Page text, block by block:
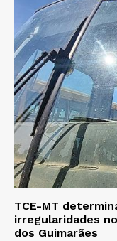
TCE-MT
irregularidades
dos Guimarães